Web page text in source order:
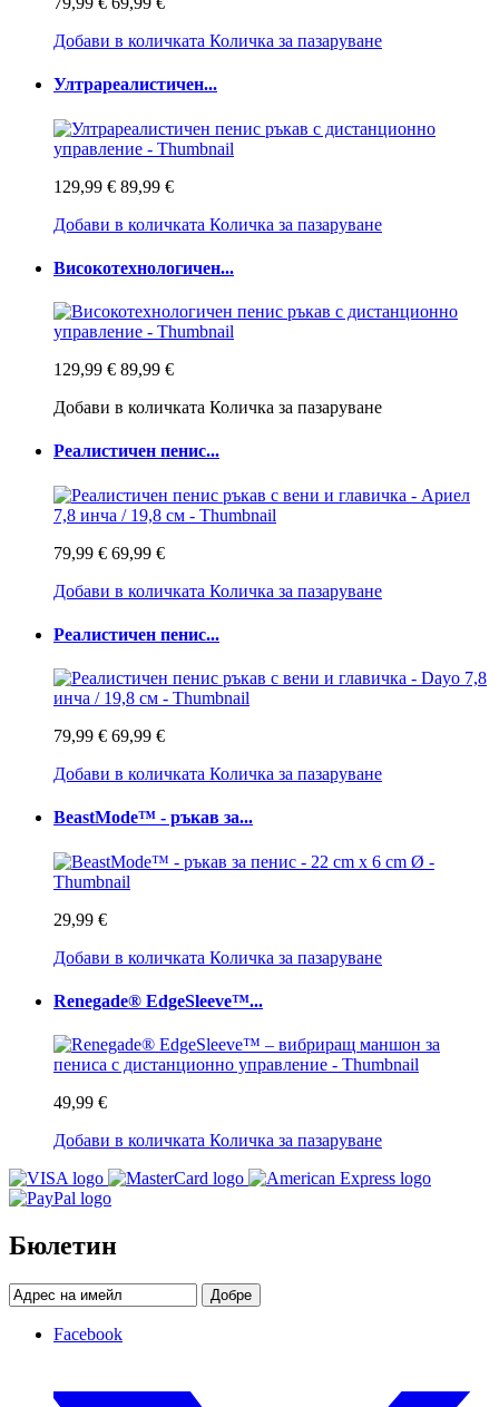
Добави в количката Количка за пазаруване
Ултрареалистичен...
129,99 € 89,99 €
Добави в количката Количка за пазаруване
Високотехнологичен...
129,99 € 89,99 €
Добави в количката Количка за пазаруване
Реалистичен пенис...
79,99 € 69,99 €
Добави в количката Количка за пазаруване
Реалистичен пенис...
79,99 € 69,99 €
Добави в количката Количка за пазаруване
BeastMode™ - ръкав за...
29,99 €
Добави в количката Количка за пазаруване
Renegade® EdgeSleeve™...
49,99 €
Добави в количката Количка за пазаруване
Бюлетин
Добре
Facebook